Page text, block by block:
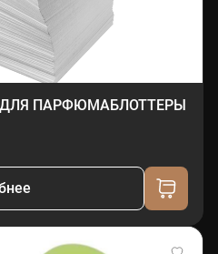
ПАРФЮМАБЛОТТЕРЫ